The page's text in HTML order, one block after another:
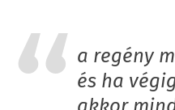
a regény
és ha